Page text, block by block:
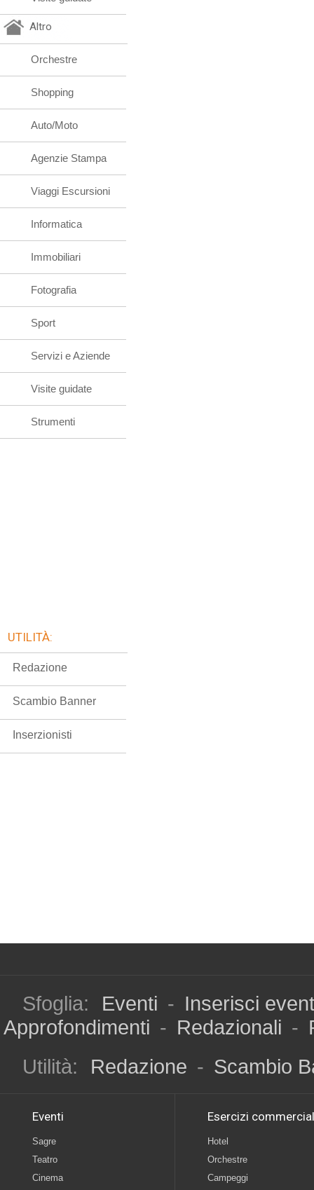
Altro
Orchestre
Shopping
Auto/Moto
Agenzie Stampa
Viaggi Escursioni
Informatica
Immobiliari
Fotografia
Sport
Servizi e Aziende
Visite guidate
Strumenti
UTILITÀ:
Redazione
Scambio Banner
Inserzionisti
Sfoglia: Eventi - Inserisci
Approfondimenti - Redazionali -
Utilità:
Redazione - Scambio
Eventi
Sagre
Teatro
Cinema
Esercizi
Hotel
Orchestre
Campeggi